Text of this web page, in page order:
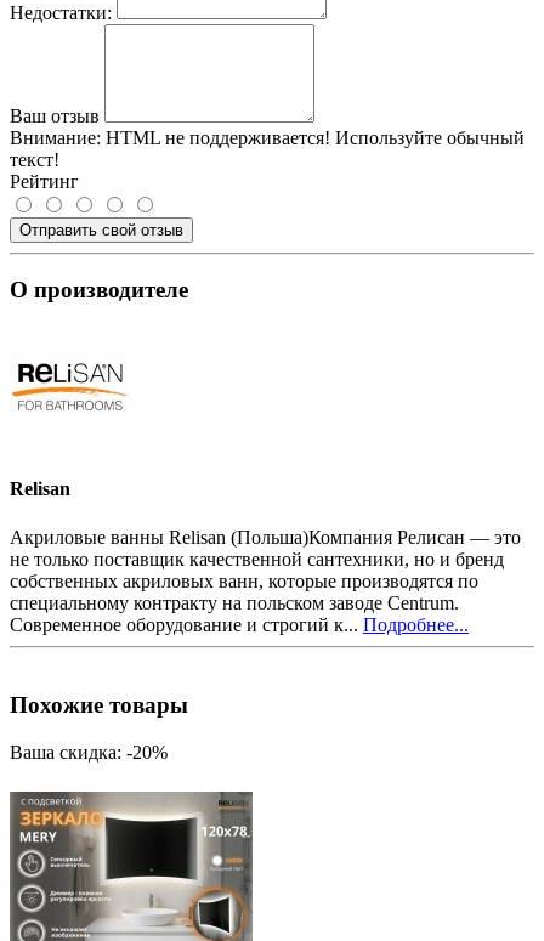
Недостатки:
Ваш отзыв
Внимание: HTML не поддерживается! Используйте обычный
текст!
Рейтинг
Отправить свой отзыв
О производителе
Relisan
Акриловые ванны Relisan (Польша)Компания Релисан — это
не только поставщик качественной сантехники, но и бренд
собственных акриловых ванн, которые производятся по
специальному контракту на польском заводе Centrum.
Современное оборудование и строгий к... Подробнее...
Похожие товары
Ваша скидка: -20%